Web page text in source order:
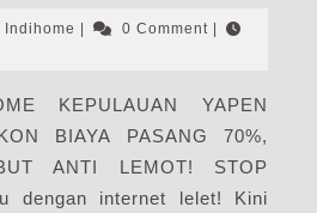
Indihome Indihome0 Comment
KEPULAUAN YAPEN
BIAYA PASANG 70%,
ANTI LEMOT! STOP
dengan internet lelet! Kini